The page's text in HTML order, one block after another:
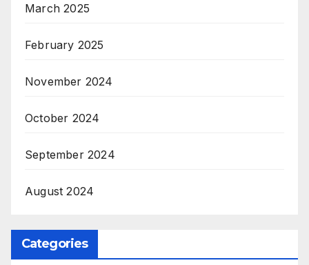
March 2025
February 2025
November 2024
October 2024
September 2024
August 2024
Categories